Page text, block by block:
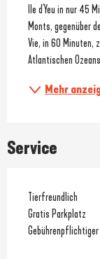
Ile d'Yeu in nur 45
Monts, gegenüber
Vie, in 60 Minuten,
Atlantischen
Mehr
Service
Tierfreundlich
Gratis Parkplatz